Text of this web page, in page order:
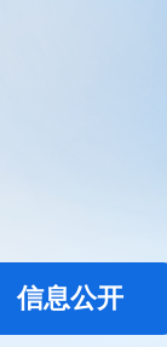
信息公开